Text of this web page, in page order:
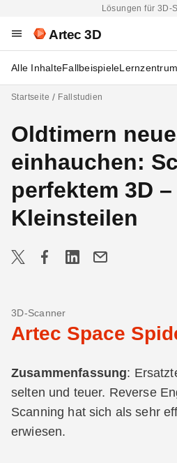
Lösungen für 3D-
Artec 3D
Alle InhalteFallbeispieleLernzentrum
Startseite Fallstudien
Oldtimern
einhauchen:
perfektem 3D
Kleinsteilen
3D-Scanner
Artec Space
Zusammenfassung:
selten und teuer. Reverse
Scanning hat sich als sehr
erwiesen.